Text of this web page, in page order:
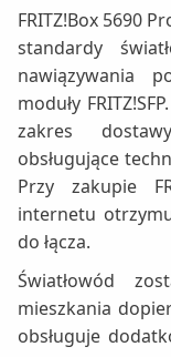
FRITZ!Box 5690
standardy
nawiązywania
moduły
zakres
obsługujące
Przy zakupie
internetu
do łącza.
Światłowód
mieszkania
obsługuje